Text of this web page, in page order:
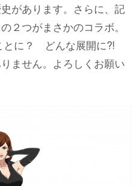
があります。さらに、記
つがまさかのコラボ。
とに？ どんな展開に?!
ません。よろしくお願い